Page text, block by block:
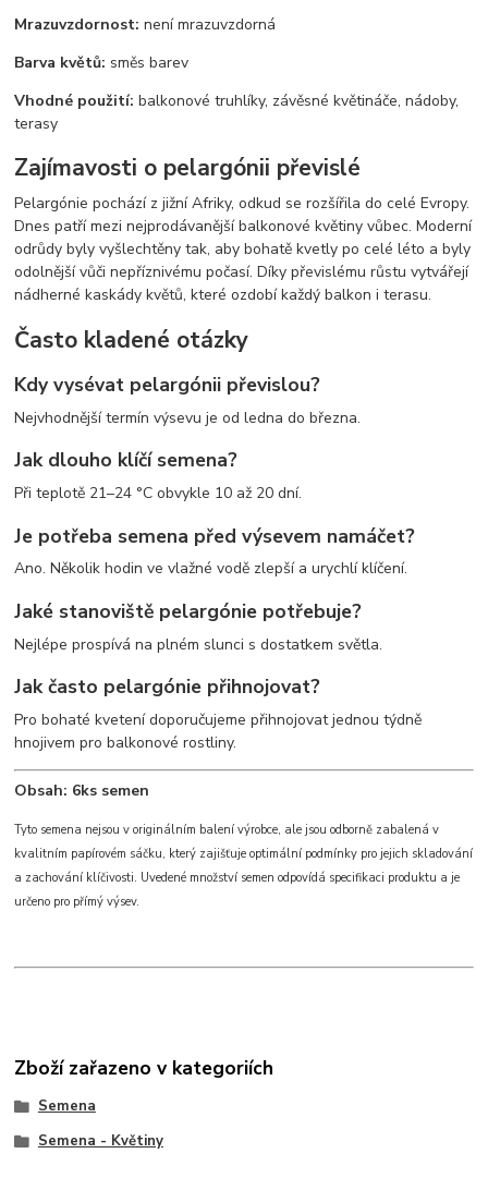
Mrazuvzdornost: není mrazuvzdorná
Barva květů: směs barev
Vhodné použití: balkonové truhlíky, závěsné květináče, nádoby,
terasy
Zajímavosti o pelargónii převislé
Pelargónie pochází z jižní Afriky, odkud se rozšířila do celé Evropy.
Dnes patří mezi nejprodávanější balkonové květiny vůbec. Moderní
odrůdy byly vyšlechtěny tak, aby bohatě kvetly po celé léto a byly
odolnější vůči nepříznivému počasí. Díky převislému růstu vytvářejí
nádherné kaskády květů, které ozdobí každý balkon i terasu.
Často kladené otázky
Kdy vysévat pelargónii převislou?
Nejvhodnější termín výsevu je od ledna do března.
Jak dlouho klíčí semena?
Při teplotě 21–24 °C obvykle 10 až 20 dní.
Je potřeba semena před výsevem namáčet?
Ano. Několik hodin ve vlažné vodě zlepší a urychlí klíčení.
Jaké stanoviště pelargónie potřebuje?
Nejlépe prospívá na plném slunci s dostatkem světla.
Jak často pelargónie přihnojovat?
Pro bohaté kvetení doporučujeme přihnojovat jednou týdně
hnojivem pro balkonové rostliny.
Obsah: 6ks semen
Tyto semena nejsou v originálním balení výrobce, ale jsou odborně zabalená v
kvalitním papírovém sáčku, který zajišťuje optimální podmínky pro jejich skladování
a zachování klíčivosti. Uvedené množství semen odpovídá specifikaci produktu a je
určeno pro přímý výsev.
Zboží zařazeno v kategoriích
Semena
Semena - Květiny